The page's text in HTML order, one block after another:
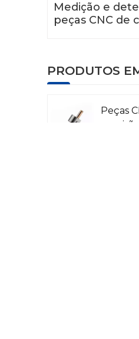
Medição e
peças CNC de
PRODUTOS
Peças